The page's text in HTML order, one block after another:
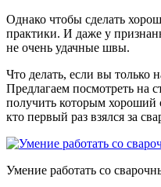
Однако чтобы сделать
практики. И даже у
не очень удачные швы.
Что делать, если вы только
Предлагаем посмотреть на
получить которым
кто первый раз взялся за
Умение работать со